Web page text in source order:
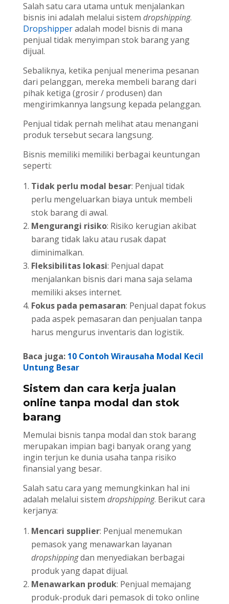
Salah satu cara utama untuk menjalankan
bisnis ini adalah melalui sistem dropshipping.
Dropshipperadalah model bisnis di mana
penjual tidak menyimpan stok barang yang
dijual.
Sebaliknya, ketika penjual menerima pesanan
dari pelanggan, mereka membeli barang dari
pihak ketiga (grosir / produsen) dan
mengirimkannya langsung kepada pelanggan.
Penjual tidak pernah melihat atau menangani
produk tersebut secara langsung.
Bisnis memiliki memiliki berbagai keuntungan
seperti:
Tidak perlu modal besar: Penjual tidak
perlu mengeluarkan biaya untuk membeli
stok barang di awal.
Mengurangi risiko: Risiko kerugian akibat
barang tidak laku atau rusak dapat
diminimalkan.
Fleksibilitas lokasi: Penjual dapat
menjalankan bisnis dari mana saja selama
memiliki akses internet.
Fokus pada pemasaran: Penjual dapat fokus
pada aspek pemasaran dan penjualan tanpa
harus mengurus inventaris dan logistik.
Baca juga: 10 Contoh Wirausaha Modal Kecil
Untung Besar
Sistem dan cara kerja jualan
online tanpa modal dan stok
barang
Memulai bisnis tanpa modal dan stok barang
merupakan impian bagi banyak orang yang
ingin terjun ke dunia usaha tanpa risiko
finansial yang besar.
Salah satu cara yang memungkinkan hal ini
adalah melalui sistem dropshipping. Berikut cara
kerjanya:
Mencari supplier: Penjual menemukan
pemasok yang menawarkan layanan
dropshippingdan menyediakan berbagai
produk yang dapat dijual.
Menawarkan produk: Penjual memajang
produk-produk dari pemasok di toko online